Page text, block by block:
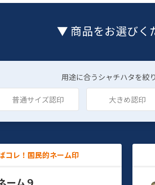
▼ 商品をお選びく
用途に合うシャチハタを絞
普通サイズ認印 大きめ認印
コレ！国民的ネーム印